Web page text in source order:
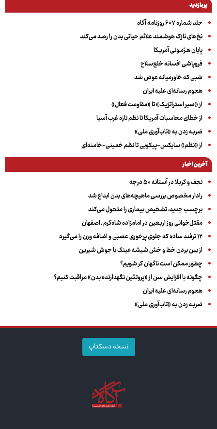
پربازدید
جلد شماره ۶۰۷ روزنامه آگاه
نخ‌های نازک هوشمند علائم حیاتی بدن را رصد می‌کند
پایان هـژمـونی آمریـکا
فروپاشی افسانه خلع‌سلاح
شبی که خاورمیانه عوض شد
هجوم رسانه‌ای علیه ایران
از «صبر استراتژیک» تا «مقاومت فعال»
از خطای محاسبات آمریکا تا نظم تازه غرب آسیا
ضربه زدن به «تاب‌آوری ملی»
از «نظم» سایکس-پیکویی تا نظم خمینی-خامنه‌ای
آخرین اخبار
نجف و کربلا در آستانه ۵۰ درجه
رادار مخصوص بررسی ماهیچه‌های بدن ابداع شد
برچسب جدید، تشخیص بیماری را متحول می‌کند
مقتل‌خوانی روز اربعین در امامزاده شاه‌کرم ـ اصفهان
۱۲ ترفند ساده که جلوی پرخوری عصبی و اضافه ‌وزن را می‌گیرد
از بین بردن خط و خش شیشه عینک با جوش شیرین
چطور ممکن است ناگهان کر شویم؟
چگونه با افزایش سن از «پروتئین نگهدارنده بدن» مراقبت کنیم؟
هجوم رسانه‌ای علیه ایران
ضربه زدن به «تاب‌آوری ملی»
نسخه دسکتاپ